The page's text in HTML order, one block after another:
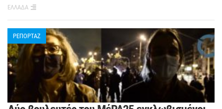
ΕΛΛΑΔΑ
ΡΕΠΟΡΤΑΖ